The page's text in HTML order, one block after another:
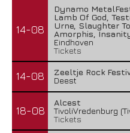
14-08
Dynamo
Lamb Of God,
Urne, Slaughter
Amorphis,
Eindhoven
Tickets
14-08
Zeeltje Rock
Deest
18-08
Alcest
TivoliVredenburg
Tickets